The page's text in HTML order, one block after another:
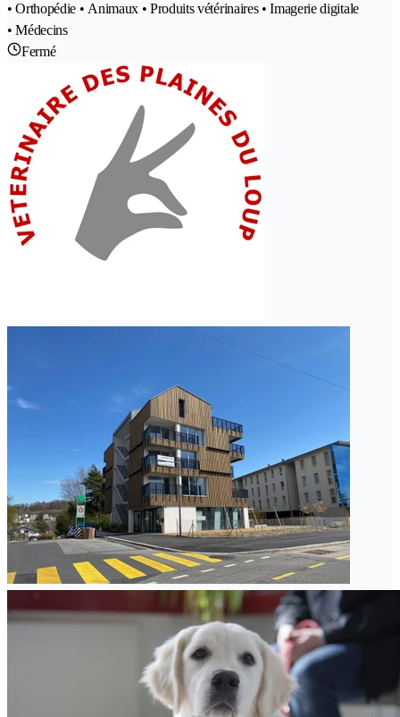
• Orthopédie • Animaux • Produits vétérinaires • Imagerie digitale
• Médecins
Fermé